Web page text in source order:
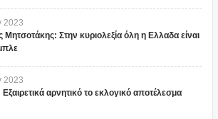
2023
Μητσοτάκης: Στην κυριολεξία όλη η Ελλαδα είναι
2023
αρνητικό το εκλογικό αποτέλεσμα